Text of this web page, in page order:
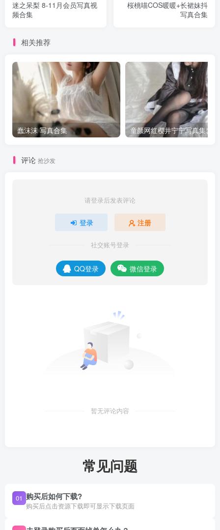
迷之呆梨 8-11月会员写真视
频合集
桜桃喵COS暖暖+长裙妹抖
写真合集
相关推荐
蠢沫沫 写真合集 童颜网红樱井宁宁写真集套图
评论 抢沙发
请登录后发表评论
登录 注册
社交账号登录
QQ登录 微信登录
暂无评论内容
常见问题
01 购买后如何下载?
购买后点击资源下载即可显示下载页面